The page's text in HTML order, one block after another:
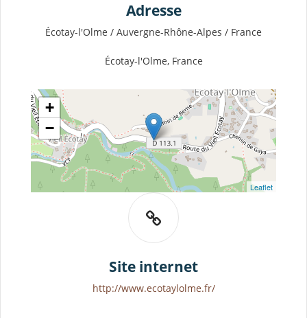
Adresse
Écotay-l'Olme / Auvergne-Rhône-Alpes / France
Écotay-l'Olme, France
+
−
Leaflet
Site internet
http://www.ecotaylolme.fr/